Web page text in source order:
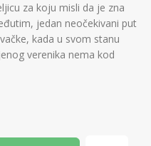
za koju misli da je zna
jedan neočekivani put
kada u svom stanu
verenika nema kod